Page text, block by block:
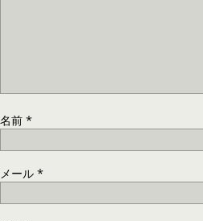
名前 *
メール *